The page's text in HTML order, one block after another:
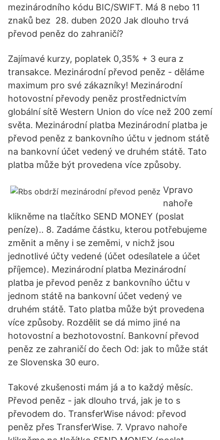
mezinárodního kódu BIC/SWIFT. Má 8 nebo 11
znaků bez 28. duben 2020 Jak dlouho trvá
převod peněz do zahraničí?
Zajímavé kurzy, poplatek 0,35% + 3 eura z
transakce. Mezinárodní převod peněz - děláme
maximum pro své zákazníky! Mezinárodní
hotovostní převody peněz prostřednictvím
globální sítě Western Union do více než 200 zemí
světa. Mezinárodní platba Mezinárodní platba je
převod peněz z bankovního účtu v jednom státě
na bankovní účet vedený ve druhém státě. Tato
platba může být provedena více způsoby.
Vpravo
nahoře
klikněme na tlačítko SEND MONEY (poslat
peníze).. 8. Zadáme částku, kterou potřebujeme
změnit a měny i se zeměmi, v nichž jsou
jednotlivé účty vedené (účet odesílatele a účet
příjemce). Mezinárodní platba Mezinárodní
platba je převod peněz z bankovního účtu v
jednom státě na bankovní účet vedený ve
druhém státě. Tato platba může být provedena
více způsoby. Rozdělit se dá mimo jiné na
hotovostní a bezhotovostní. Bankovní převod
peněz ze zahraničí do čech Od: jak to může stát
ze Slovenska 30 euro.
Takové zkušenosti mám já a to každý měsíc.
Převod peněz - jak dlouho trvá, jak je to s
převodem do. TransferWise návod: převod
peněz přes TransferWise. 7. Vpravo nahoře